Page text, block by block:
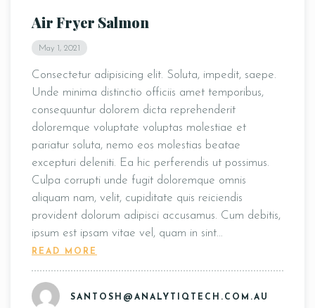
Air Fryer Salmon
May 1, 2021
Consectetur adipisicing elit. Soluta, impedit, saepe.
Unde minima distinctio officiis amet temporibus,
consequuntur dolorem dicta reprehenderit
doloremque voluptate voluptas molestiae et
pariatur soluta, nemo eos molestias beatae
excepturi deleniti. Ea hic perferendis ut possimus.
Culpa corrupti unde fugit doloremque omnis
aliquam nam, velit, cupiditate quis reiciendis
provident dolorum adipisci accusamus. Cum debitis,
ipsum est ipsam vitae vel, quam in sint…
READ MORE
SANTOSH@ANALYTIQTECH.COM.AU